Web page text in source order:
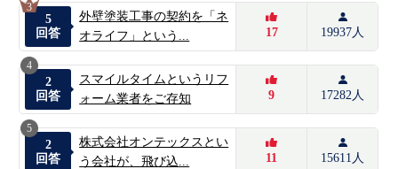
3
5
回答
外壁塗装工事の契約を「ネ
オライフ」という...
17 19937人
4
2
回答
スマイルタイムというリフ
ォーム業者をご存知
9 17282人
5
2
回答
株式会社オンテックスとい
う会社が、飛び込...
11 15611人